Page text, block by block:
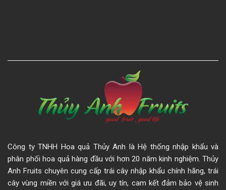
Công ty TNHH Hoa quả Thủy Anh là Hệ thống nhập khẩu và
phân phối hoa quả hàng đầu với hơn 20 năm kinh nghiệm. Thủy
Anh Fruits chuyên cung cấp trái cây nhập khẩu chính hãng, trái
cây vùng miền với giá ưu đãi, uy tín, cam kết đảm bảo vệ sinh